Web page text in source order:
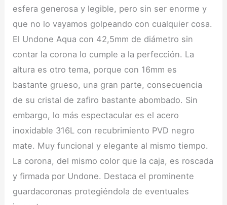
esfera generosa y legible, pero sin ser enorme y
que no lo vayamos golpeando con cualquier cosa.
El Undone Aqua con 42,5mm de diámetro sin
contar la corona lo cumple a la perfección. La
altura es otro tema, porque con 16mm es
bastante grueso, una gran parte, consecuencia
de su cristal de zafiro bastante abombado. Sin
embargo, lo más espectacular es el acero
inoxidable 316L con recubrimiento PVD negro
mate. Muy funcional y elegante al mismo tiempo.
La corona, del mismo color que la caja, es roscada
y firmada por Undone. Destaca el prominente
guardacoronas protegiéndola de eventuales